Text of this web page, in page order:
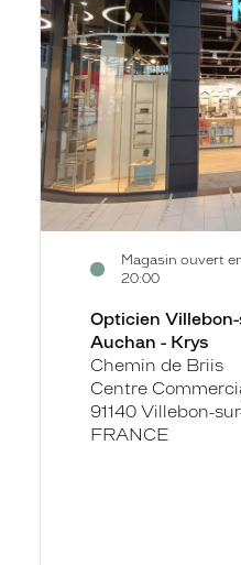
Yvette
-
Cc
Auchan
-
Krys
Magasin ouvert
20:00
Opticien
Auchan - Krys
Chemin de Briis
Centre
91140 Villebon-
FRANCE